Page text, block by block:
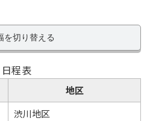
を切り替える
日程表
地区
渋川地区